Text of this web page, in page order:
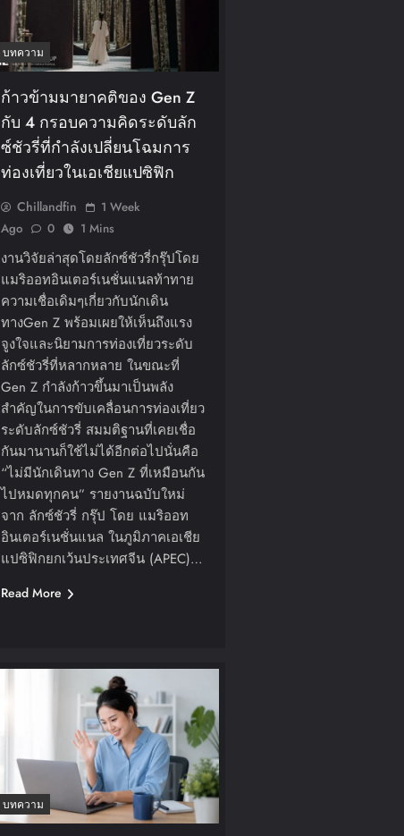
บทความ
ก้าวข้ามมายาคติของ Gen Z
กับ 4 กรอบความคิดระดับลัก
ซ์ชัวรี่ที่กำลังเปลี่ยนโฉมการ
ท่องเที่ยวในเอเชียแปซิฟิก
Chillandfin
1 Week
Ago
0 1 Mins
งานวิจัยล่าสุดโดยลักซ์ชัวรี่กรุ๊ปโดย
แมริออทอินเตอร์เนชั่นแนลท้าทาย
ความเชื่อเดิมๆเกี่ยวกับนักเดิน
ทางGen Z พร้อมเผยให้เห็นถึงแรง
จูงใจและนิยามการท่องเที่ยวระดับ
ลักซ์ชัวรี่ที่หลากหลาย ในขณะที่
Gen Z กำลังก้าวขึ้นมาเป็นพลัง
สำคัญในการขับเคลื่อนการท่องเที่ยว
ระดับลักซ์ชัวรี่ สมมติฐานที่เคยเชื่อ
กันมานานก็ใช้ไม่ได้อีกต่อไปนั่นคือ
“ไม่มีนักเดินทาง Gen Z ที่เหมือนกัน
ไปหมดทุกคน” รายงานฉบับใหม่
จาก ลักซ์ชัวรี่ กรุ๊ป โดย แมริออท
อินเตอร์เนชั่นแนล ในภูมิภาคเอเชีย
แปซิฟิกยกเว้นประเทศจีน (APEC)…
Read More
บทความ